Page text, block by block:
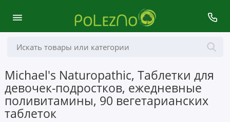
Michael's Naturopathic, Таблетки для
девочек-подростков, ежедневные
поливитамины, 90 вегетарианских
таблеток